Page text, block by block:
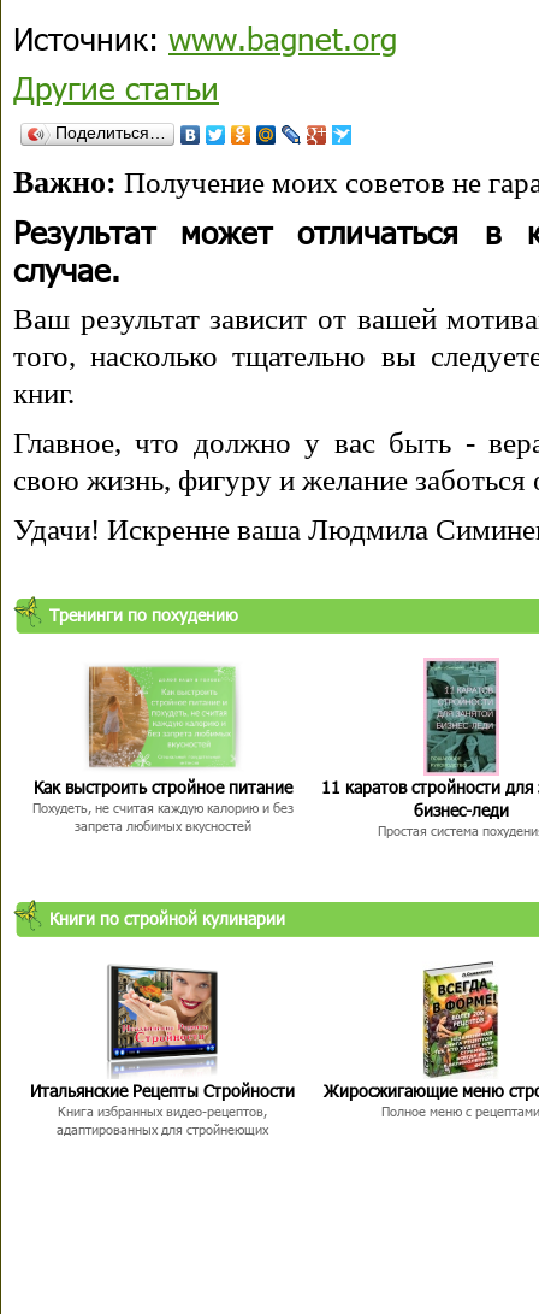
Источник: www.bagnet.org
Другие статьи
Поделиться…
Важно: Получение моих советов не
Результат может отличаться в
случае.
Ваш результат зависит от вашей
того, насколько тщательно вы
книг.
Главное, что должно у вас быть -
свою жизнь, фигуру и желание заботься
Удачи! Искренне ваша Людмила
Тренинги по похудению
Как выстроить стройное питание
Похудеть, не считая каждую калорию и без
запрета любимых вкусностей
11 каратов стройности для
бизнес-леди
Простая система
Книги по стройной кулинарии
Итальянские Рецепты Стройности
Книга избранных видео-рецептов,
адаптированных для стройнеющих
Жиросжигающие меню
Полное меню с рецептами